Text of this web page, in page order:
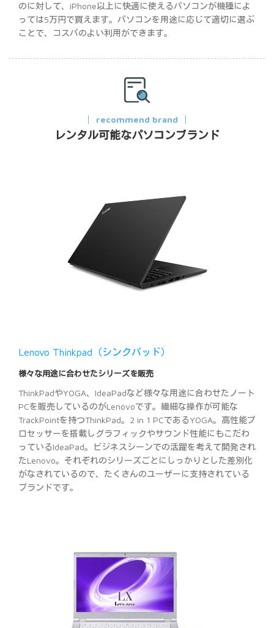
のに対して、iPhone以上に快適に使えるパソコンが機種によ
っては5万円で買えます。パソコンを用途に応じて適切に選ぶ
ことで、コスパのよい利用ができます。
recommend brand
レンタル可能なパソコンブランド
Lenovo Thinkpad（シンクパッド）
様々な用途に合わせたシリーズを販売
ThinkPadやYOGA、IdeaPadなど様々な用途に合わせたノート
PCを販売しているのがLenovoです。繊細な操作が可能な
TrackPointを持つThinkPad。2 in 1 PCであるYOGA。高性能プ
ロセッサーを搭載しグラフィックやサウンド性能にもこだわ
っているIdeaPad。ビジネスシーンでの活躍を考えて開発され
たLenovo。それぞれのシリーズごとにしっかりとした差別化
がなされているので、たくさんのユーザーに支持されている
ブランドです。